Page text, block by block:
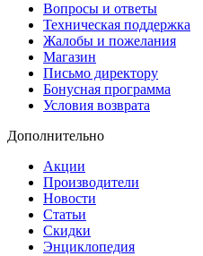
Вопросы и ответы
Техническая поддержка
Жалобы и пожелания
Магазин
Письмо директору
Бонусная программа
Условия возврата
Дополнительно
Акции
Производители
Новости
Статьи
Скидки
Энциклопедия